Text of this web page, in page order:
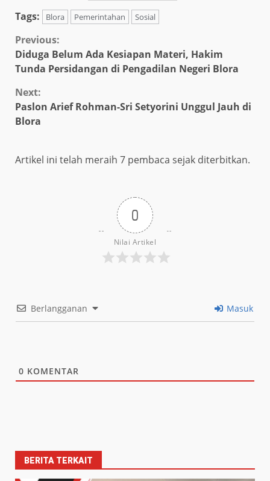
Tags:
Blora Pemerintahan Sosial
Continue
Reading
Previous:
Diduga Belum Ada Kesiapan Materi, Hakim
Tunda Persidangan di Pengadilan Negeri Blora
Next:
Paslon Arief Rohman-Sri Setyorini Unggul Jauh di
Blora
Artikel ini telah meraih 7 pembaca sejak diterbitkan.
0
Nilai Artikel
Berlangganan Masuk
0 KOMENTAR
BERITA TERKAIT